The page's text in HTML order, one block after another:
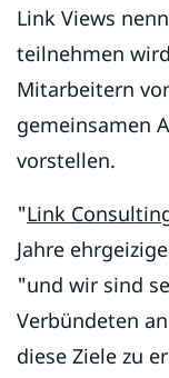
Link Views
teilnehmen
Mitarbeitern
gemeinsamen
vorstellen.
"Link
Jahre
"und wir sind
Verbündeten
diese Ziele zu